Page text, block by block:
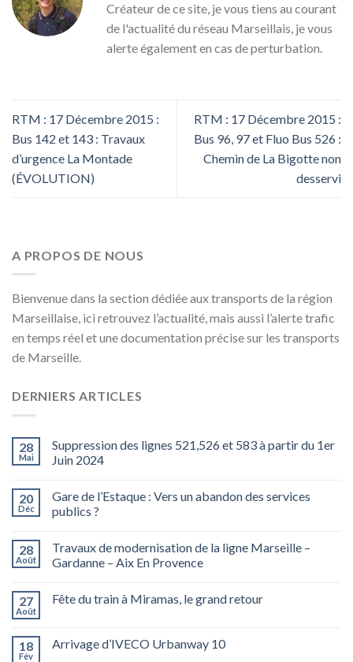
Créateur de ce site, je vous tiens au courant
de l'actualité du réseau Marseillais, je vous
alerte également en cas de perturbation.
RTM : 17 Décembre 2015 :
Bus 142 et 143 : Travaux
d’urgence La Montade
(ÉVOLUTION)
RTM : 17 Décembre 2015 :
Bus 96, 97 et Fluo Bus 526 :
Chemin de La Bigotte non
desservi
A PROPOS DE NOUS
Bienvenue dans la section dédiée aux transports de la région
Marseillaise, ici retrouvez l’actualité, mais aussi l’alerte trafic
en temps réel et une documentation précise sur les transports
de Marseille.
DERNIERS ARTICLES
28
Mai
Suppression des lignes 521,526 et 583 à partir du 1er
Juin 2024
20
Déc
Gare de l’Estaque : Vers un abandon des services
publics ?
28
Août
Travaux de modernisation de la ligne Marseille –
Gardanne – Aix En Provence
27
Août
Fête du train à Miramas, le grand retour
18
Fév
Arrivage d’IVECO Urbanway 10